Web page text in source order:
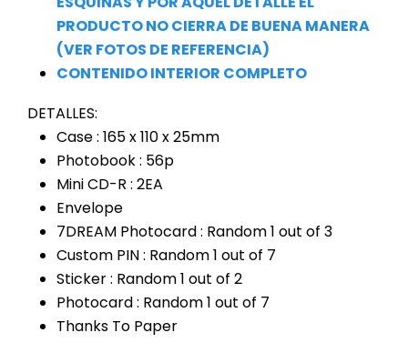
PRODUCTO NO CIERRA DE BUENA MANERA
(VER FOTOS DE REFERENCIA)
CONTENIDO INTERIOR COMPLETO
DETALLES:
Case : 165 x 110 x 25mm
Photobook : 56p
Mini CD-R : 2EA
Envelope
7DREAM Photocard : Random 1 out of 3
Custom PIN : Random 1 out of 7
Sticker : Random 1 out of 2
Photocard : Random 1 out of 7
Thanks To Paper